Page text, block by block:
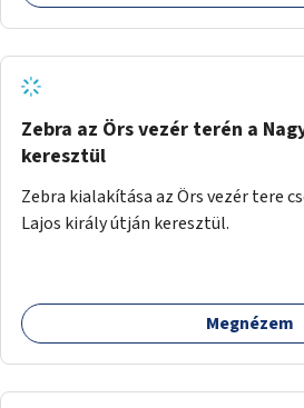
Zebra az Örs vezér terén a
keresztül
Zebra kialakítása az Örs vezér tere
Lajos király útján keresztül.
Megnézem